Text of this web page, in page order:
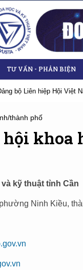
TƯ VẤN - PHẢN BIỆN
bộ Liên hiệp Hội Việt
thành phố
hội
kỹ thuật tỉnh Cần
Ninh Kiều,